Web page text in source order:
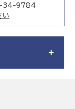
34-9784
い